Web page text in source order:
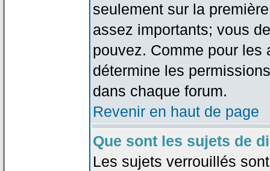
seulement sur la
assez importants; vous
pouvez. Comme pour les
détermine les
dans chaque forum.
Revenir en haut de page
Que sont les sujets de
Les sujets verrouillés